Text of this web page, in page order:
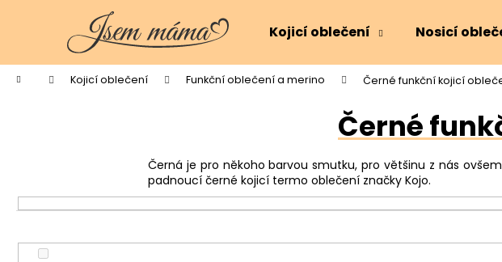
Kojicí oblečení Nosicí
Domů Kojicí oblečení Funkční oblečení a merino Černé funkční kojicí
Černé
Černá je pro někoho barvou smutku, pro většinu z nás
padnoucí černé kojicí termo oblečení značky Kojo.
í
Zpět
do
obchodu
Zpět
do
obchodu
Co